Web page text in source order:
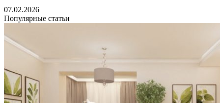
07.02.2026
Популярные статьи